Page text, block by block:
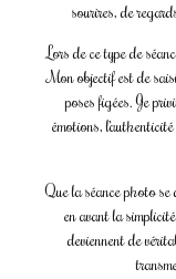
sourires, de
Lors de ce type de
Mon objectif est de
poses figées. Je
émotions,
Que la séance photo se
en avant la
deviennent de